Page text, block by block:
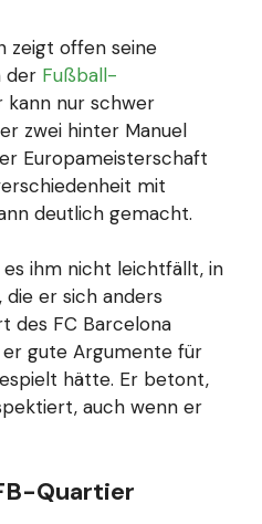
zeigt offen seine
der Fußball-
kann nur schwer
zwei hinter Manuel
Europameisterschaft
mit
deutlich gemacht.
es ihm nicht leichtfällt, in
die er sich anders
des FC Barcelona
gute Argumente für
hätte. Er betont,
auch wenn er
Quartier